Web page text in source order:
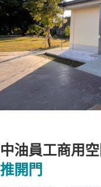
中油員工商用空
推開門